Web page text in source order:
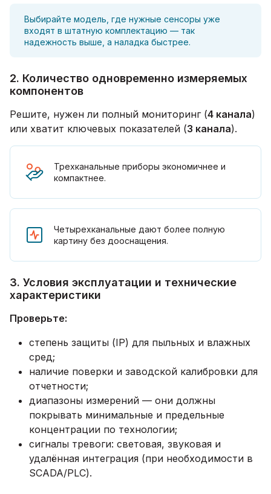
Выбирайте модель, где нужные сенсоры уже
входят в штатную комплектацию — так
надежность выше, а наладка быстрее.
2. Количество одновременно измеряемых
компонентов
Решите, нужен ли полный мониторинг (4 канала)
или хватит ключевых показателей (3 канала).
Трехканальные приборы экономичнее и
компактнее.
Четырехканальные дают более полную
картину без дооснащения.
3. Условия эксплуатации и технические
характеристики
Проверьте:
степень защиты (IP) для пыльных и влажных
сред;
наличие поверки и заводской калибровки для
отчетности;
диапазоны измерений — они должны
покрывать минимальные и предельные
концентрации по технологии;
сигналы тревоги: световая, звуковая и
удалённая интеграция (при необходимости в
SCADA/PLC).